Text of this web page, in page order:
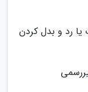
رد و بدل کردن